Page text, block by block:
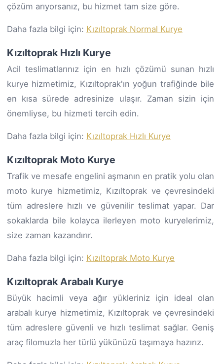
çözüm arıyorsanız, bu hizmet tam size göre.
Daha fazla bilgi için: Kızıltoprak Normal Kurye
Kızıltoprak Hızlı Kurye
Acil teslimatlarınız için en hızlı çözümü sunan hızlı
kurye hizmetimiz, Kızıltoprak'ın yoğun trafiğinde bile
en kısa sürede adresinize ulaşır. Zaman sizin için
önemliyse, bu hizmeti tercih edin.
Daha fazla bilgi için: Kızıltoprak Hızlı Kurye
Kızıltoprak Moto Kurye
Trafik ve mesafe engelini aşmanın en pratik yolu olan
moto kurye hizmetimiz, Kızıltoprak ve çevresindeki
tüm adreslere hızlı ve güvenilir teslimat yapar. Dar
sokaklarda bile kolayca ilerleyen moto kuryelerimiz,
size zaman kazandırır.
Daha fazla bilgi için: Kızıltoprak Moto Kurye
Kızıltoprak Arabalı Kurye
Büyük hacimli veya ağır yükleriniz için ideal olan
arabalı kurye hizmetimiz, Kızıltoprak ve çevresindeki
tüm adreslere güvenli ve hızlı teslimat sağlar. Geniş
araç filomuzla her türlü yükünüzü taşımaya hazırız.